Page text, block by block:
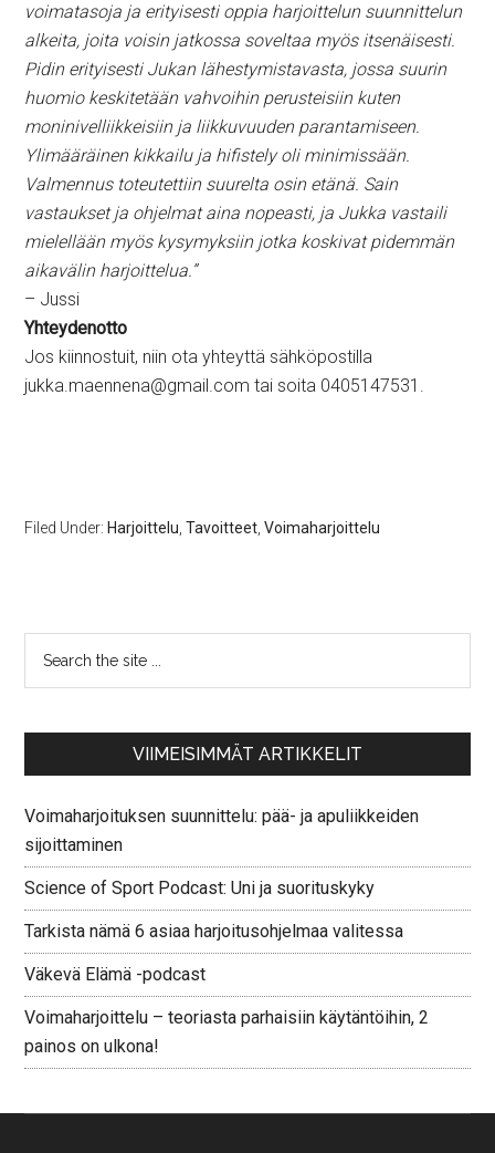
voimatasoja ja erityisesti oppia harjoittelun suunnittelun
alkeita, joita voisin jatkossa soveltaa myös itsenäisesti.
Pidin erityisesti Jukan lähestymistavasta, jossa suurin
huomio keskitetään vahvoihin perusteisiin kuten
moninivelliikkeisiin ja liikkuvuuden parantamiseen.
Ylimääräinen kikkailu ja hifistely oli minimissään.
Valmennus toteutettiin suurelta osin etänä. Sain
vastaukset ja ohjelmat aina nopeasti, ja Jukka vastaili
mielellään myös kysymyksiin jotka koskivat pidemmän
aikavälin harjoittelua.”
– Jussi
Yhteydenotto
Jos kiinnostuit, niin ota yhteyttä sähköpostilla
jukka.maennena@gmail.com tai soita 0405147531.
Filed Under: Harjoittelu ,Tavoitteet ,Voimaharjoittelu
VIIMEISIMMÄT ARTIKKELIT
Voimaharjoituksen suunnittelu: pää- ja apuliikkeiden
sijoittaminen
Science of Sport Podcast: Uni ja suorituskyky
Tarkista nämä 6 asiaa harjoitusohjelmaa valitessa
Väkevä Elämä -podcast
Voimaharjoittelu – teoriasta parhaisiin käytäntöihin, 2
painos on ulkona!